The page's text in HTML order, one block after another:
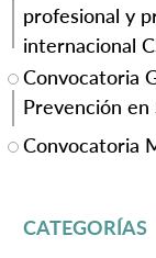
profesional y
internacional
Convocatoria
Prevención en
Convocatoria
CATEGORÍAS